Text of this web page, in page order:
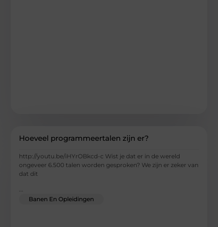
Hoeveel programmeertalen zijn er?
http://youtu.be/iHYrOBkcd-c Wist je dat er in de wereld
ongeveer 6.500 talen worden gesproken? We zijn er zeker van
dat dit
...
Banen En Opleidingen